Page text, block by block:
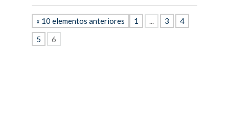
« 10 elementos anteriores 1 ... 3
4
5
6